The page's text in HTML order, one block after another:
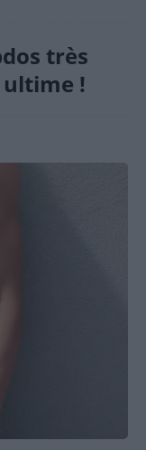
très
ultime !